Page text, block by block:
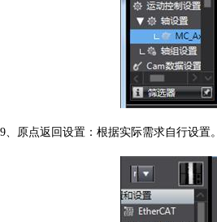
9、原点返回设置：根据实际需求自行设置。